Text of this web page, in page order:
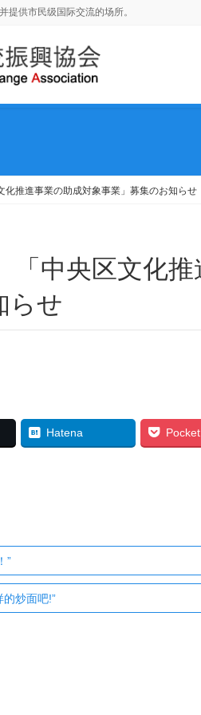
提供市民级国际交流的场所。
化推進事業の助成対象事業」募集のお知らせ
らせ
Hatena Pocket
”
的炒面吧!”